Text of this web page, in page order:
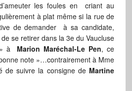
les foules en criant au
à plat même si la rue de
de demander à sa candidate,
de se retirer dans la 3e du Vaucluse
à Marion Maréchal-Le Pen, ce
note »…contrairement à Mme
de suivre la consigne de Martine